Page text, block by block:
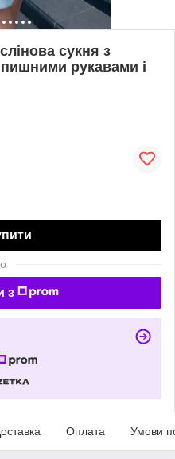
сукня з
рукавами і
з
Оплата Умови